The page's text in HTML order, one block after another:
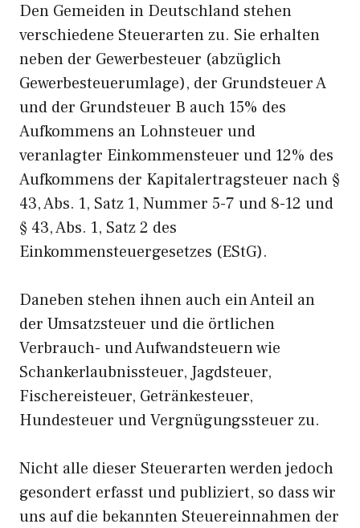
Den Gemeiden in Deutschland stehen
verschiedene Steuerarten zu. Sie erhalten
neben der Gewerbesteuer (abzüglich
Gewerbesteuerumlage), der Grundsteuer A
und der Grundsteuer B auch 15% des
Aufkommens an Lohnsteuer und
veranlagter Einkommensteuer und 12% des
Aufkommens der Kapitalertragsteuer nach §
43, Abs. 1, Satz 1, Nummer 5-7 und 8-12 und
§ 43, Abs. 1, Satz 2 des
Einkommensteuergesetzes (EStG).
Daneben stehen ihnen auch ein Anteil an
der Umsatzsteuer und die örtlichen
Verbrauch- und Aufwandsteuern wie
Schankerlaubnissteuer, Jagdsteuer,
Fischereisteuer, Getränkesteuer,
Hundesteuer und Vergnügungssteuer zu.
Nicht alle dieser Steuerarten werden jedoch
gesondert erfasst und publiziert, so dass wir
uns auf die bekannten Steuereinnahmen der